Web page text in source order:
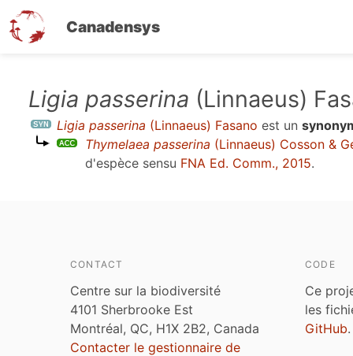
Canadensys
contenu
principal
Ligia passerina (Linnaeus)
Ligia passerina (Linnaeus) Fasano est un
Thymelaea passerina (Linnaeus) Cosson &
d'espèce sensu FNA Ed. Comm., 2015.
CONTACT
Centre sur la biodiversité
4101 Sherbrooke Est
Montréal, QC, H1X 2B2, Canada
Contacter le gestionnaire de
CODE
Ce
les
GitHub.